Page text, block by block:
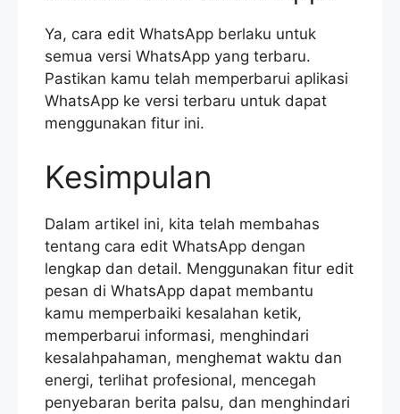
Ya, cara edit WhatsApp berlaku untuk
semua versi WhatsApp yang terbaru.
Pastikan kamu telah memperbarui aplikasi
WhatsApp ke versi terbaru untuk dapat
menggunakan fitur ini.
Kesimpulan
Dalam artikel ini, kita telah membahas
tentang cara edit WhatsApp dengan
lengkap dan detail. Menggunakan fitur edit
pesan di WhatsApp dapat membantu
kamu memperbaiki kesalahan ketik,
memperbarui informasi, menghindari
kesalahpahaman, menghemat waktu dan
energi, terlihat profesional, mencegah
penyebaran berita palsu, dan menghindari